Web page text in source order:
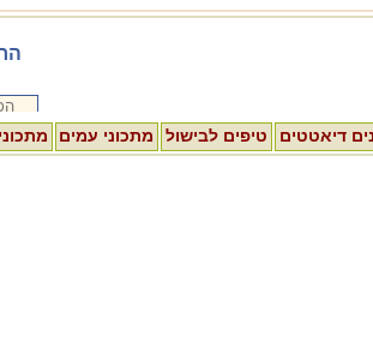
דיאטטים טיפים לבישול מתכוני עמים